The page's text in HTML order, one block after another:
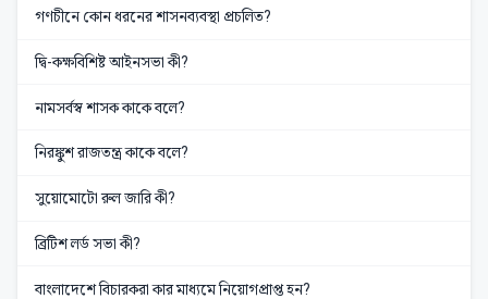
গণচীনে কোন ধরনের শাসনব্যবস্থা প্রচলিত?
দ্বি-কক্ষবিশিষ্ট আইনসভা কী?
নামসর্বস্ব শাসক কাকে বলে?
নিরঙ্কুশ রাজতন্ত্র কাকে বলে?
সুয়োমোটো রুল জারি কী?
ব্রিটিশ লর্ড সভা কী?
বাংলাদেশে বিচারকরা কার মাধ্যমে নিয়োগপ্রাপ্ত হন?